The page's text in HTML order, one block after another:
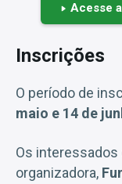
Acesse
Inscrições
O período de
maio e 14 de
Os
organizadora,